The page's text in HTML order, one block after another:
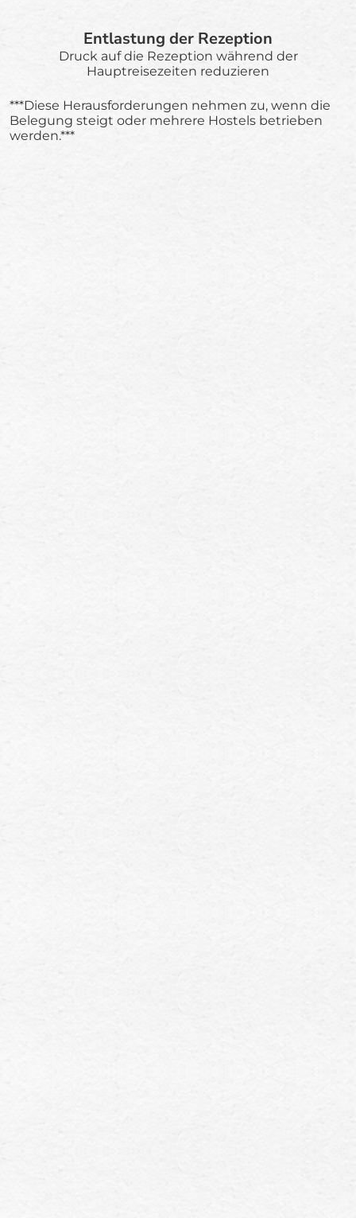
Entlastung der Rezeption
Druck auf die Rezeption während der
Hauptreisezeiten reduzieren
***Diese Herausforderungen nehmen zu, wenn die
Belegung steigt oder mehrere Hostels betrieben
werden.***